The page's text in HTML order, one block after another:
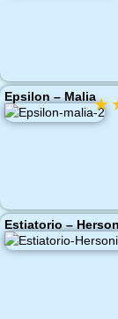
Epsilon – Malia★
Estiatorio –